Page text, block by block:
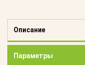
Описание
Параметры